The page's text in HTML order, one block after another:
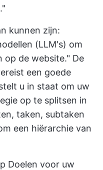
kunnen zijn:
(LLM's) om
op de website." De
een goede
u in staat om uw
op te splitsen in
taken, subtaken
een hiërarchie van
Doelen voor uw